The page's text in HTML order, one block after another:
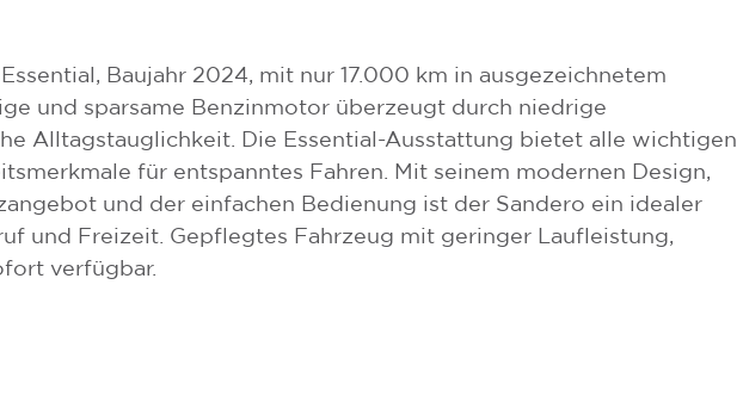
Baujahr 2024, mit nur 17.000 km in ausgezeichnetem
und sparsame Benzinmotor überzeugt durch niedrige
Alltagstauglichkeit. Die Essential-Ausstattung bietet alle wichtigen
für entspanntes Fahren. Mit seinem modernen Design,
und der einfachen Bedienung ist der Sandero ein idealer
und Freizeit. Gepflegtes Fahrzeug mit geringer Laufleistung,
verfügbar.